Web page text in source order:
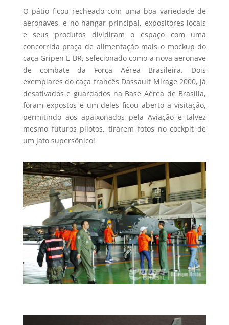
O pátio ficou recheado com uma boa variedade de
aeronaves, e no hangar principal, expositores locais
e seus produtos dividiram o espaço com uma
concorrida praça de alimentação mais o mockup do
caça Gripen E BR, selecionado como a nova aeronave
de combate da Força Aérea Brasileira. Dois
exemplares do caça francês Dassault Mirage 2000, já
desativados e guardados na Base Aérea de Brasília,
foram expostos e um deles ficou aberto a visitação,
permitindo aos apaixonados pela Aviação e talvez
mesmo futuros pilotos, tirarem fotos no cockpit de
um jato supersônico!